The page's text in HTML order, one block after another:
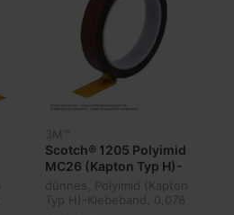
3M™
Scotch® 1205 Polyimid
MC26 (Kapton Typ H)-
Klebeband
dünnes, Polyimid (Kapton
Typ H)-Klebeband, 0,078